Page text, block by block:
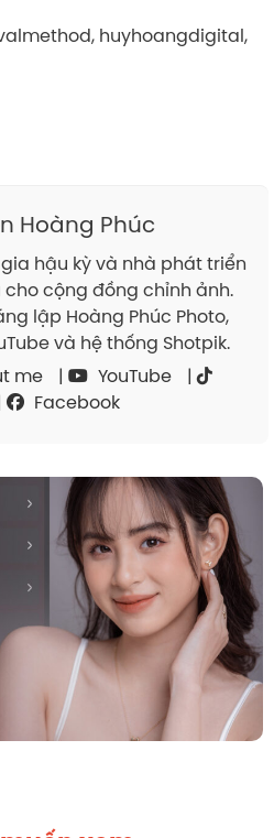
huyhoangdigital,
Hoàng Phúc
hậu kỳ và nhà phát triển
cộng đồng chỉnh ảnh.
lập Hoàng Phúc Photo,
và hệ thống Shotpik.
me
| YouTube
|
Facebook